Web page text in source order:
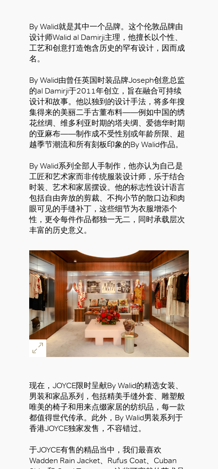
By Walid就是其中一个品牌。这个伦敦品牌由
设计师Walid al Damirji主理，他擅长以个性、
工艺和创意打造饱含历史的罕有设计，因而成
名。
By Walid由曾任英国时装品牌Joseph创意总监
的al Damirji于2011年创立，旨在融合可持续
设计和故事。他以独到的设计手法，将多年搜
集得来的美丽二手古董布料——例如中国的绣
花丝绸、维多利亚时期的塔夫绸、爱德华时期
的亚麻布——制作成不受性别或年龄所限、超
越季节潮流和所有刻板印象的By Walid作品。
By Walid系列全部人手制作，他亦认为自己是
工匠和艺术家而非传统服装设计师，乐于结合
时装、艺术和家居摆设。他的标志性设计语言
包括自由奔放的剪裁、不拘小节的散口边和肉
眼可见的手缝补丁，这些细节为衣服增添个
性，更令每件作品都独一无二，同时承载层次
丰富的历史意义。
现在，JOYCE限时呈献By Walid的精选女装、
男装和家品系列，包括精美手缝外套、雕塑般
唯美的椅子和用来点缀家居的纺织品，每一款
都值得世代传承。此外，By Walid男装系列于
香港JOYCE独家发售，不容错过。
于JOYCE有售的精品当中，我们最喜欢
Wadden Rain Jacket、Rufus Coat、Cuban